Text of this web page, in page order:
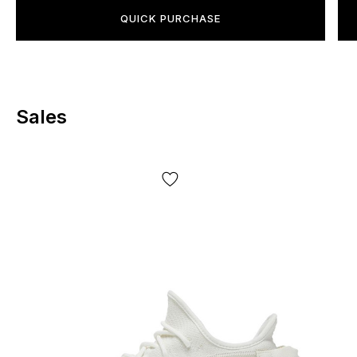
*Некоторые незначительные детали товара и его
упаковочной бумаги и т.д.) могут отличаться от
представленных на фото, т.к. производитель может
производственный цикл и другое, в зависимости от
QUICK PURCHASE
Sales